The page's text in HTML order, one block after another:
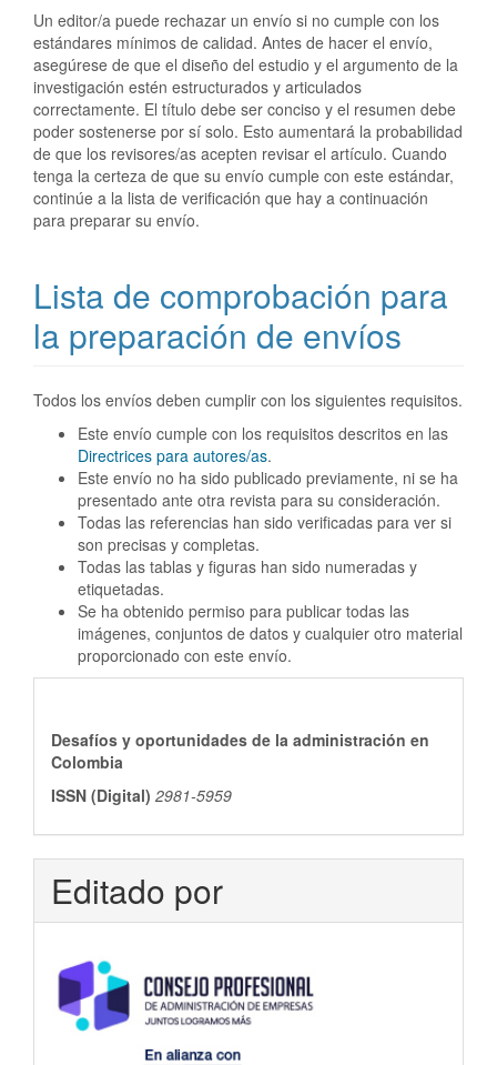
Un editor/a puede rechazar un envío si no cumple con los
estándares mínimos de calidad. Antes de hacer el envío,
asegúrese de que el diseño del estudio y el argumento de la
investigación estén estructurados y articulados
correctamente. El título debe ser conciso y el resumen debe
poder sostenerse por sí solo. Esto aumentará la probabilidad
de que los revisores/as acepten revisar el artículo. Cuando
tenga la certeza de que su envío cumple con este estándar,
continúe a la lista de verificación que hay a continuación
para preparar su envío.
Lista de comprobación para
la preparación de envíos
Todos los envíos deben cumplir con los siguientes requisitos.
Este envío cumple con los requisitos descritos en las
Directrices para autores/as.
Este envío no ha sido publicado previamente, ni se ha
presentado ante otra revista para su consideración.
Todas las referencias han sido verificadas para ver si
son precisas y completas.
Todas las tablas y figuras han sido numeradas y
etiquetadas.
Se ha obtenido permiso para publicar todas las
imágenes, conjuntos de datos y cualquier otro material
proporcionado con este envío.
Desafíos y oportunidades de la administración en
Colombia
ISSN (Digital) 2981-5959
Editado por